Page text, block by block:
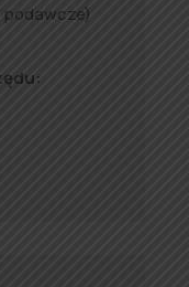
podawcze)